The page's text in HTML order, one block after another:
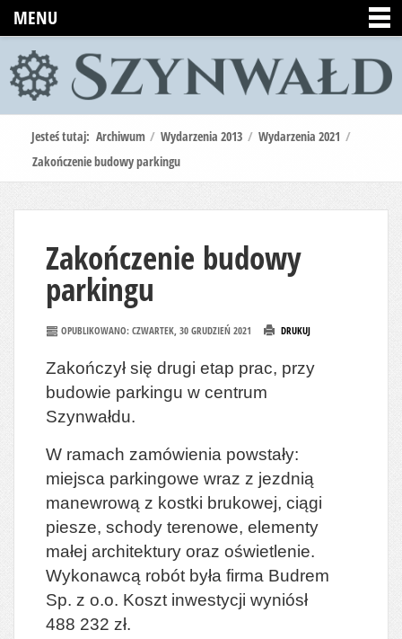
MENU
Jesteś tutaj: Archiwum / Wydarzenia 2013 / Wydarzenia 2021 /
Zakończenie budowy parkingu
Zakończenie budowy
parkingu
OPUBLIKOWANO: CZWARTEK, 30 GRUDZIEŃ 2021 DRUKUJ
Zakończył się drugi etap prac, przy
budowie parkingu w centrum
Szynwałdu.
W ramach zamówienia powstały:
miejsca parkingowe wraz z jezdnią
manewrową z kostki brukowej, ciągi
piesze, schody terenowe, elementy
małej architektury oraz oświetlenie.
Wykonawcą robót była firma Budrem
Sp. z o.o. Koszt inwestycji wyniósł
488 232 zł.